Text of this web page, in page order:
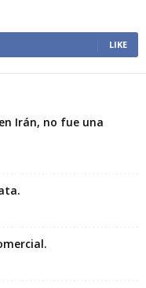
LIKE
Irán, no fue una